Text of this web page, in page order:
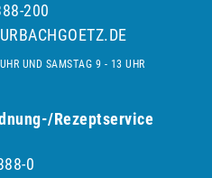
200
UND SAMSTAG 9 - 13 UHR
Rezeptservice
0